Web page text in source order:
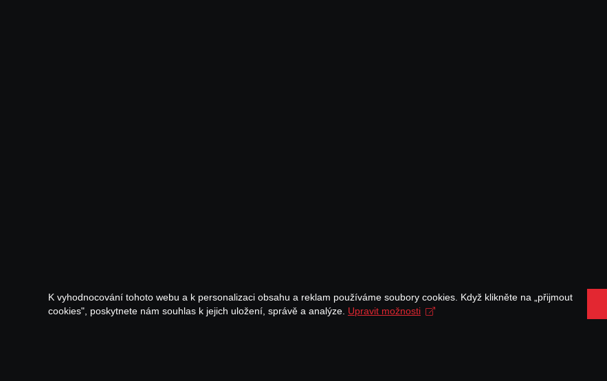
K vyhodnocování tohoto webu a k personalizaci obsahu a reklam používáme soubory cookies. Když klikněte na „přijmout
cookies", poskytnete nám souhlas k jejich uložení, správě a analýze. Upravit možnosti